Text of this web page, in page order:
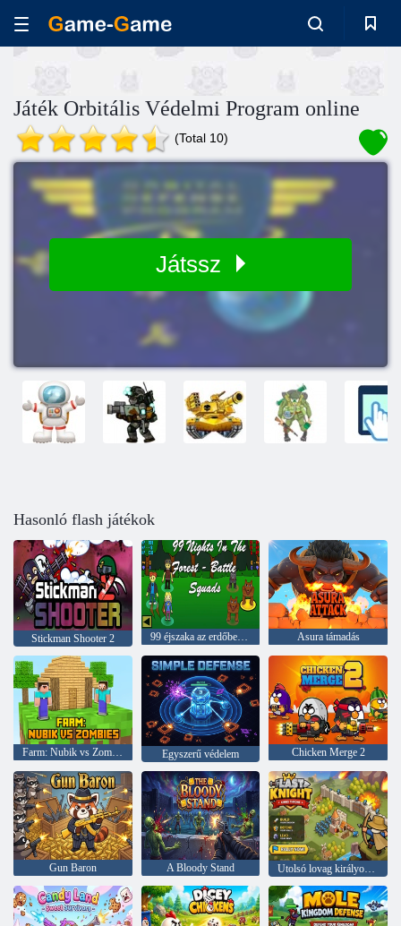
Játék Orbitális Védelmi Program online
(Total 10)
Játssz
Hasonló flash játékok
Stickman Shooter 2 99 éjszaka az erdőben – Csataosztagok Asura támadás
Farm: Nubik vs Zombies Egyszerű védelem Chicken Merge 2
Gun Baron A Bloody Stand Utolsó lovag királyok trónja